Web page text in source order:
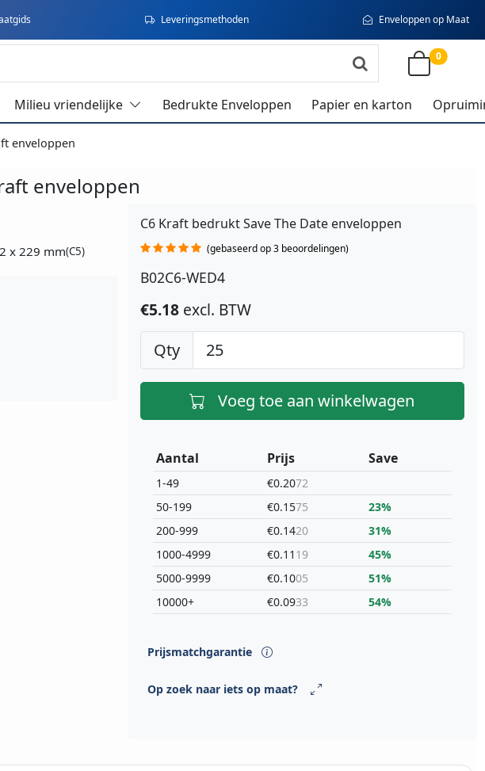
Leveringsmethoden Enveloppen op Maat
0
Milieu vriendelijke Bedrukte Enveloppen Papier en karton
enveloppen
enveloppen
x 229 mm(C5)
C6 Kraft bedrukt Save The Date enveloppen
(gebaseerd op 3 beoordelingen)
B02C6-WED4
€5.18 excl. BTW
Qty
Voeg toe aan winkelwagen
Aantal
1-49
50-199
200-999
1000-4999
5000-9999
10000+
Prijs
€0.2072
€0.1575
€0.1420
€0.11 19
€0.1005
€0.0933
Save
23%
31%
45%
51%
54%
Prijsmatchgarantie
Op zoek naar iets op maat?